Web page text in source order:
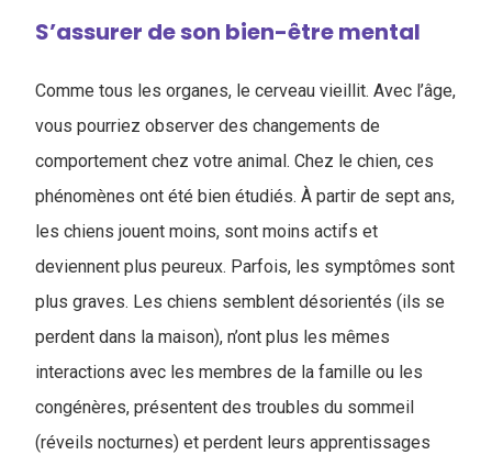
S’assurer de son bien-être mental
Comme tous les organes, le cerveau vieillit. Avec l’âge,
vous pourriez observer des changements de
comportement chez votre animal. Chez le chien, ces
phénomènes ont été bien étudiés. À partir de sept ans,
les chiens jouent moins, sont moins actifs et
deviennent plus peureux. Parfois, les symptômes sont
plus graves. Les chiens semblent désorientés (ils se
perdent dans la maison), n’ont plus les mêmes
interactions avec les membres de la famille ou les
congénères, présentent des troubles du sommeil
(réveils nocturnes) et perdent leurs apprentissages